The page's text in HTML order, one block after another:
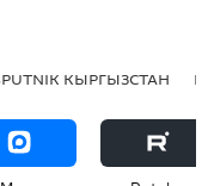
КЫРГЫЗСТАН